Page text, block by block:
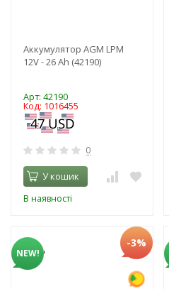
Аккумулятор AGM LPM
12V - 26 Ah (42190)
Арт: 42190
Код: 1016455
0
У кошик
В наявності
NEW!
-3%